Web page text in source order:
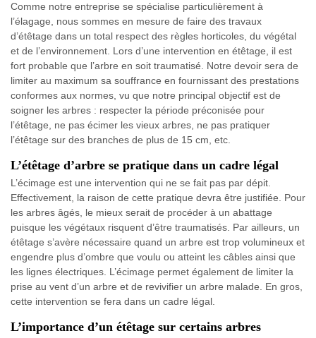
Comme notre entreprise se spécialise particulièrement à
l’élagage, nous sommes en mesure de faire des travaux
d’étêtage dans un total respect des règles horticoles, du végétal
et de l’environnement. Lors d’une intervention en étêtage, il est
fort probable que l’arbre en soit traumatisé. Notre devoir sera de
limiter au maximum sa souffrance en fournissant des prestations
conformes aux normes, vu que notre principal objectif est de
soigner les arbres : respecter la période préconisée pour
l’étêtage, ne pas écimer les vieux arbres, ne pas pratiquer
l’étêtage sur des branches de plus de 15 cm, etc.
L’étêtage d’arbre se pratique dans un cadre légal
L’écimage est une intervention qui ne se fait pas par dépit.
Effectivement, la raison de cette pratique devra être justifiée. Pour
les arbres âgés, le mieux serait de procéder à un abattage
puisque les végétaux risquent d’être traumatisés. Par ailleurs, un
étêtage s’avère nécessaire quand un arbre est trop volumineux et
engendre plus d’ombre que voulu ou atteint les câbles ainsi que
les lignes électriques. L’écimage permet également de limiter la
prise au vent d’un arbre et de revivifier un arbre malade. En gros,
cette intervention se fera dans un cadre légal.
L’importance d’un étêtage sur certains arbres